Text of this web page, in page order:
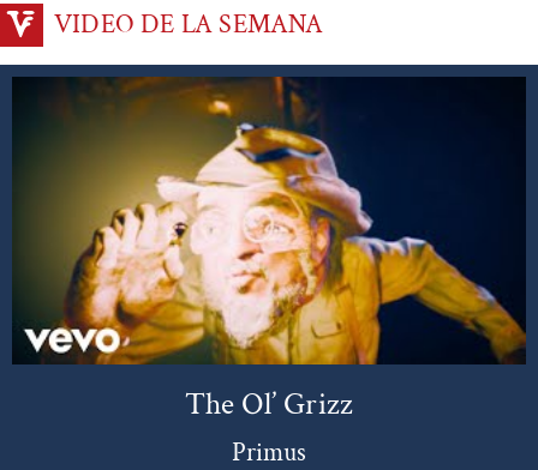
VIDEO DE LA SEMANA
The Ol’ Grizz
Primus